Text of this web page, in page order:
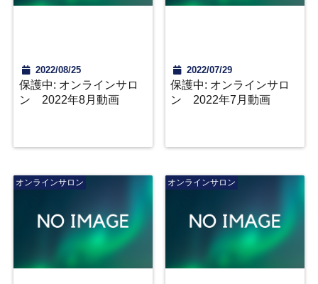
2022/08/25
保護中: オンラインサロ
ン 2022年8月動画
2022/07/29
保護中: オンラインサロ
ン 2022年7月動画
オンラインサロン オンラインサロン